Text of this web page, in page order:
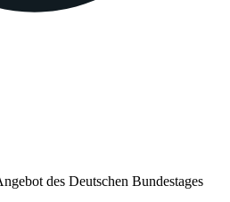
des Deutschen Bundestages